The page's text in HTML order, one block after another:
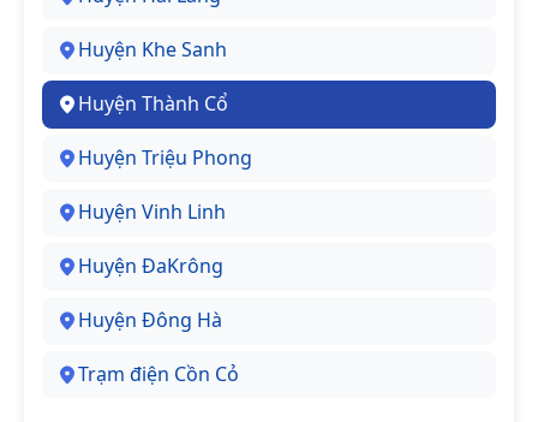
Huyện Khe Sanh
Huyện Thành Cổ
Huyện Triệu Phong
Huyện Vinh Linh
Huyện ĐaKrông
Huyện Đông Hà
Trạm điện Cồn Cỏ